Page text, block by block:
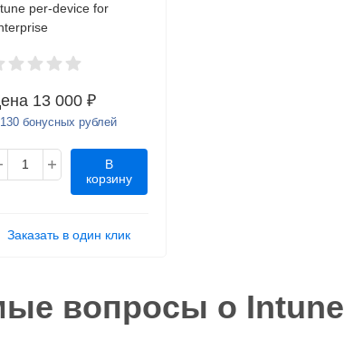
per-device for
13 000 ₽
бонусных рублей
В
корзину
Заказать в один клик
вопросы о Intune